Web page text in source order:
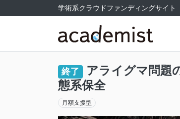
学術系クラウドファンディングサイト
終了
アライグマ問題
態系保全
月額支援型